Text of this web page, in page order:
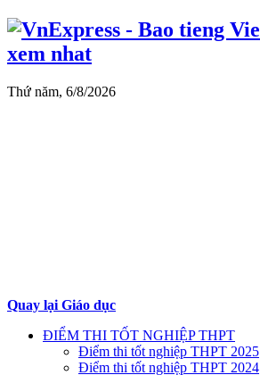
Thứ năm, 6/8/2026
Quay lại Giáo dục
ĐIỂM THI TỐT NGHIỆP THPT
Điểm thi tốt nghiệp THPT 2025
Điểm thi tốt nghiệp THPT 2024